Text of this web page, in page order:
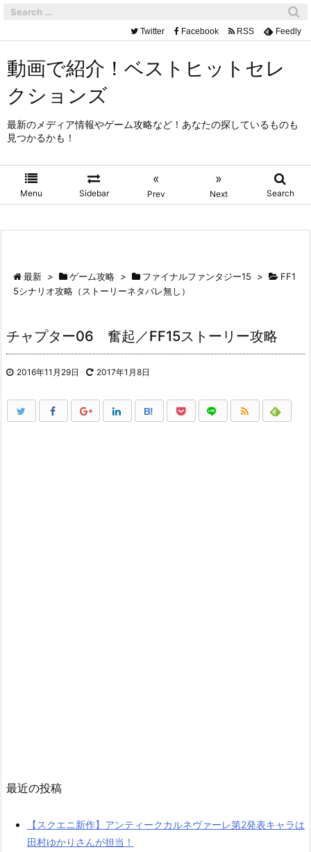
動画で紹介！ベストヒットセレ
クションズ
最新のメディア情報やゲーム攻略など！あなたの探しているものも
見つかるかも！
Menu Sidebar
«
Prev
»
Next Search
Twitter Facebook RSS Feedly
最新 > ゲーム攻略 > ファイナルファンタジー15 >
FF1
5シナリオ攻略（ストーリーネタバレ無し）
チャプター06 奮起／FF15ストーリー攻略
2016年11月29日 2017年1月8日
B!
最近の投稿
【スクエニ新作】アンティークカルネヴァーレ第2発表キャラは
田村ゆかりさんが担当！